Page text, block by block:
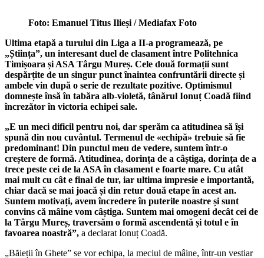
Foto: Emanuel Titus Ilieși / Mediafax Foto
Ultima etapă a turului din Liga a II-a programează, pe
„Știința”, un interesant duel de clasament între Politehnica
Timișoara și ASA Târgu Mureș. Cele două formații sunt
despărțite de un singur punct înaintea confruntării directe și
ambele vin după o serie de rezultate pozitive. Optimismul
domnește însă în tabăra alb-violetă, tânărul Ionuț Coadă fiind
încrezător în victoria echipei sale.
„E un meci dificil pentru noi, dar sperăm ca atitudinea să își
spună din nou cuvântul. Termenul de «echipă» trebuie să fie
predominant! Din punctul meu de vedere, suntem într-o
creștere de formă. Atitudinea, dorința de a câștiga, dorința de a
trece peste cei de la ASA în clasament e foarte mare. Cu atât
mai mult cu cât e final de tur, iar ultima impresie e importantă,
chiar dacă se mai joacă și din retur două etape în acest an.
Suntem motivați, avem încredere în puterile noastre și sunt
convins că mâine vom câștiga. Suntem mai omogeni decât cei de
la Târgu Mureș, traversăm o formă ascendentă și totul e în
favoarea noastră”, a declarat Ionuț Coadă.
„Băieții în Ghete” se vor echipa, la meciul de mâine, într-un vestiar